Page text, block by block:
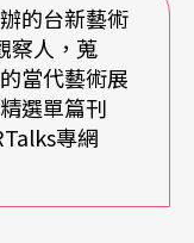
」、「新聞說
，我決定翹班
殺進來山
我放逐放鬆
一條未知路」
的台新藝術
察人，蒐
當代藝術展
選單篇刊
專網